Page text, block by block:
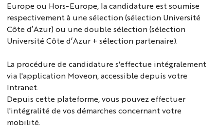
Europe ou Hors-Europe, la candidature est soumise
respectivement à une sélection (sélection Université
Côte d’Azur) ou une double sélection (sélection
Université Côte d’Azur + sélection partenaire).
La procédure de candidature s'effectue intégralement
via l'application Moveon, accessible depuis votre
Intranet.
Depuis cette plateforme, vous pouvez effectuer
l'intégralité de vos démarches concernant votre
mobilité.